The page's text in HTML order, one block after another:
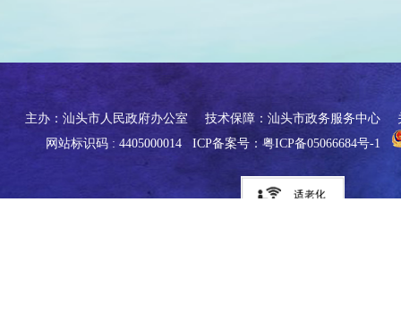
主办：汕头市人民政府办公室 技术保障：汕头市政务服务中心
网站标识码 : 4405000014 ICP备案号：粤ICP备05066684号-1